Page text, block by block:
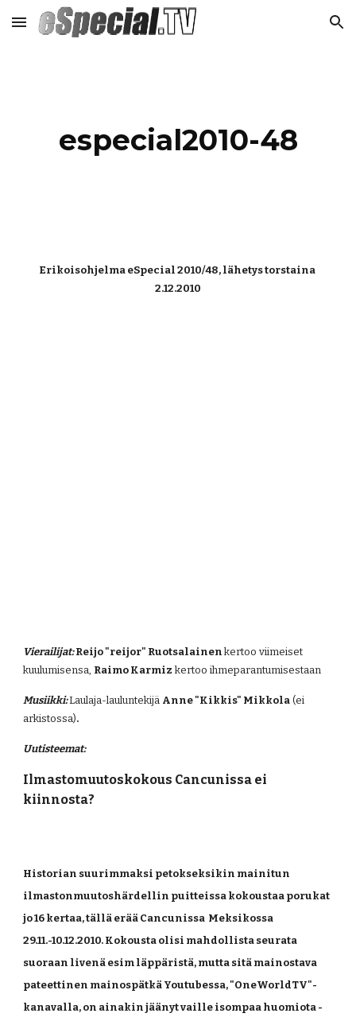
Skip to main content Skip to navigation
especial2010-48
Erikoisohjelma eSpecial 2010/48, lähetys torstaina
2.12.2010
Vierailijat: Reijo "reijor" Ruotsalainen kertoo viimeiset
kuulumisensa, Raimo Karmiz kertoo ihmeparantumisestaan
Musiikki:Laulaja-lauluntekijä Anne "Kikkis" Mikkola (ei
arkistossa).
Uutisteemat:
Ilmastomuutoskokous Cancunissa ei
kiinnosta?
Historian suurimmaksi petokseksikin mainitun
ilmastonmuutoshärdellin puitteissa kokoustaa porukat
jo 16 kertaa, tällä erää Cancunissa  Meksikossa
29.11.-10.12.2010. Kokousta olisi mahdollista seurata
suoraan livenä esim läppäristä, mutta sitä mainostava
pateettinen mainospätkä Youtubessa, "OneWorldTV"-
kanavalla, on ainakin jäänyt vaille isompaa huomiota -